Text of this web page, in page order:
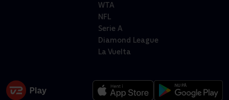
WTA
NFL
Serie A
Diamond League
La Vuelta